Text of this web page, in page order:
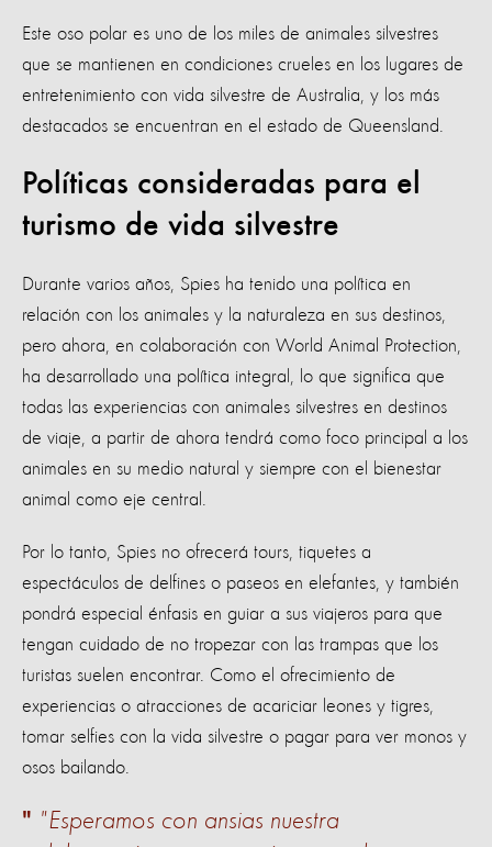
Este oso polar es uno de los miles de animales silvestres
que se mantienen en condiciones crueles en los lugares de
entretenimiento con vida silvestre de Australia, y los más
destacados se encuentran en el estado de Queensland.
Políticas consideradas para el
turismo de vida silvestre
Durante varios años, Spies ha tenido una política en
relación con los animales y la naturaleza en sus destinos,
pero ahora, en colaboración con World Animal Protection,
ha desarrollado una política integral, lo que significa que
todas las experiencias con animales silvestres en destinos
de viaje, a partir de ahora tendrá como foco principal a los
animales en su medio natural y siempre con el bienestar
animal como eje central.
Por lo tanto, Spies no ofrecerá tours, tiquetes a
espectáculos de delfines o paseos en elefantes, y también
pondrá especial énfasis en guiar a sus viajeros para que
tengan cuidado de no tropezar con las trampas que los
turistas suelen encontrar. Como el ofrecimiento de
experiencias o atracciones de acariciar leones y tigres,
tomar selfies con la vida silvestre o pagar para ver monos y
osos bailando.
"Esperamos con ansias nuestra